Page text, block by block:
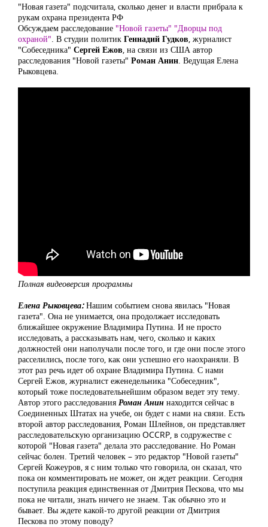
"Новая газета" подсчитала, сколько денег и власти прибрала к
рукам охрана президента РФ
Обсуждаем расследование "Новой газеты" "Дворцы под
охраной". В студии политик Геннадий Гудков, журналист
"Собеседника" Сергей Ежов, на связи из США автор
расследования "Новой газеты" Роман Анин. Ведущая Елена
Рыковцева.
Полная видеоверсия программы
Елена Рыковцева:Нашим событием снова явилась "Новая
газета". Она не унимается, она продолжает исследовать
ближайшее окружение Владимира Путина. И не просто
исследовать, а рассказывать нам, чего, сколько и каких
должностей они наполучали после того, и где они после этого
расселились, после того, как они успешно его наохраняли. В
этот раз речь идет об охране Владимира Путина. С нами
Сергей Ежов, журналист еженедельника "Собеседник",
который тоже последовательнейшим образом ведет эту тему.
Автор этого расследования Роман Анин находится сейчас в
Соединенных Штатах на учебе, он будет с нами на связи. Есть
второй автор расследования, Роман Шлейнов, он представляет
расследовательскую организацию OCCRP, в содружестве с
которой "Новая газета" делала это расследование. Но Роман
сейчас болен. Третий человек – это редактор "Новой газеты"
Сергей Кожеуров, я с ним только что говорила, он сказал, что
пока он комментировать не может, он ждет реакции. Сегодня
поступила реакция единственная от Дмитрия Пескова, что мы
пока не читали, знать ничего не знаем. Так обычно это и
бывает. Вы ждете какой-то другой реакции от Дмитрия
Пескова по этому поводу?